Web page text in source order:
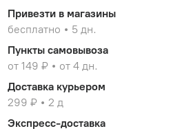
Привезти в магазины
бесплатно
5 дн.
Пункты самовывоза
от 149 ₽
от 4 дн.
Доставка курьером
299 ₽
2 д
Экспресс-доставка